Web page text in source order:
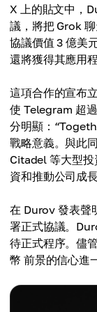
X 上的貼文中，
議，將把 Grok
協議價值 3 億美
還將獲得其應用
這項合作的宣布
使 Telegram 超
分明顯：
戰略意義。與此
Citadel 等大型投
資和推動公司成長
在 Durov 發表聲
署正式協議。
待正式程序。儘
幣 前景的信心進